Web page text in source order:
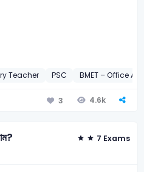
Teacher PSC BMET – Office
3 4.6k
7 Exams